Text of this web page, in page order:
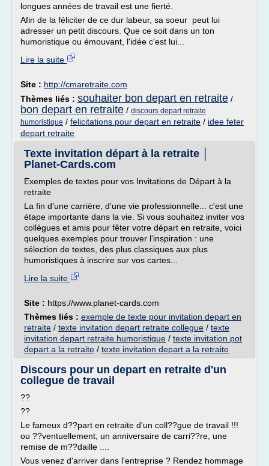
longues années de travail est une fierté.
Afin de la féliciter de ce dur labeur, sa soeur peut lui
adresser un petit discours. Que ce soit dans un ton
humoristique ou émouvant, l'idée c'est lui...
Lire la suite
Site : http://cmaretraite.com
Thèmes liés : souhaiter bon depart en retraite /
bon depart en retraite / discours depart retraite
humoristique / felicitations pour depart en retraite / idee feter
depart retraite
Texte invitation départ à la retraite │
Planet-Cards.com
Exemples de textes pour vos Invitations de Départ à la
retraite
La fin d'une carrière, d'une vie professionnelle... c'est une
étape importante dans la vie. Si vous souhaitez inviter vos
collègues et amis pour fêter votre départ en retraite, voici
quelques exemples pour trouver l'inspiration : une
sélection de textes, des plus classiques aux plus
humoristiques à inscrire sur vos cartes...
Lire la suite
Site : https://www.planet-cards.com
Thèmes liés : exemple de texte pour invitation depart en
retraite / texte invitation depart retraite collegue / texte
invitation depart retraite humoristique / texte invitation pot
depart a la retraite / texte invitation depart a la retraite
Discours pour un depart en retraite d'un
collegue de travail
??
??
Le fameux d??part en retraite d'un coll??gue de travail !!!
ou ??ventuellement, un anniversaire de carri??re, une
remise de m??daille ....
Vous venez d'arriver dans l'entreprise ? Rendez hommage